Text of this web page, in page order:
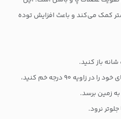
کمک می‌کند و باعث افزایش توده
شانه باز کنید.
یک قدم بلند به جلو بردارید و پای خود را در زاویه ۹۰ درجه خم کنید،
زمین برسد.
نرود.